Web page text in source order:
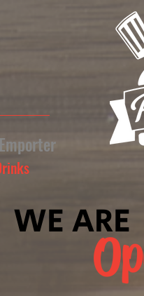
Emporter
WE ARE